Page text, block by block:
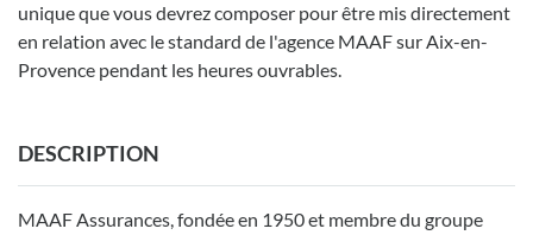
unique que vous devrez composer pour être mis directement
en relation avec le standard de l'agence MAAF sur Aix-en-
Provence pendant les heures ouvrables.
DESCRIPTION
MAAF Assurances, fondée en 1950 et membre du groupe